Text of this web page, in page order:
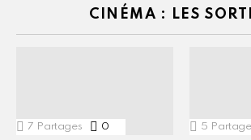
CINÉMA : LES
7 Partages 0 5